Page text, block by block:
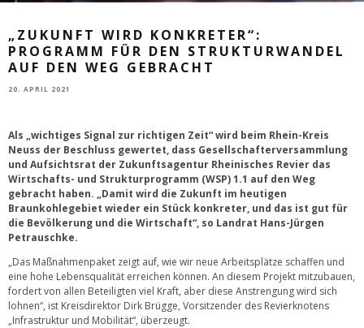
„ZUKUNFT WIRD KONKRETER“:
PROGRAMM FÜR DEN STRUKTURWANDEL
AUF DEN WEG GEBRACHT
20. APRIL 2021
Als „wichtiges Signal zur richtigen Zeit“ wird beim Rhein-Kreis
Neuss der Beschluss gewertet, dass Gesellschafterversammlung
und Aufsichtsrat der Zukunftsagentur Rheinisches Revier das
Wirtschafts- und Strukturprogramm (WSP) 1.1 auf den Weg
gebracht haben. „Damit wird die Zukunft im heutigen
Braunkohlegebiet wieder ein Stück konkreter, und das ist gut für
die Bevölkerung und die Wirtschaft“, so Landrat Hans-Jürgen
Petrauschke.
„Das Maßnahmenpaket zeigt auf, wie wir neue Arbeitsplätze schaffen und
eine hohe Lebensqualität erreichen können. An diesem Projekt mitzubauen,
fordert von allen Beteiligten viel Kraft, aber diese Anstrengung wird sich
lohnen“, ist Kreisdirektor Dirk Brügge, Vorsitzender des Revierknotens
„Infrastruktur und Mobilität“, überzeugt.